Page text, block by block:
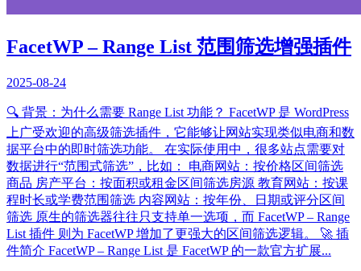
FacetWP – Range List 范围筛选增强插件
2025-08-24
🔍 背景：为什么需要 Range List 功能？ FacetWP 是 WordPress
上广受欢迎的高级筛选插件，它能够让网站实现类似电商和数
据平台中的即时筛选功能。 在实际使用中，很多站点需要对
数据进行“范围式筛选”，比如： 电商网站：按价格区间筛选
商品 房产平台：按面积或租金区间筛选房源 教育网站：按课
程时长或学费范围筛选 内容网站：按年份、日期或评分区间
筛选 原生的筛选器往往只支持单一选项，而 FacetWP – Range
List 插件 则为 FacetWP 增加了更强大的区间筛选逻辑。 🚀 插
件简介 FacetWP – Range List 是 FacetWP 的一款官方扩展...